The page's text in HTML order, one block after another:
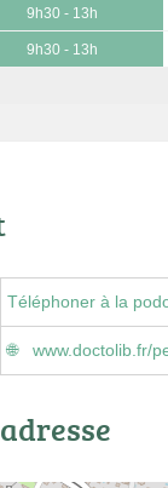
9h30 - 13h
9h30 - 13h
Téléphoner à la
www.doctolib.fr/